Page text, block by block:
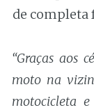
de completa
“Graças aos
moto na
motocicleta